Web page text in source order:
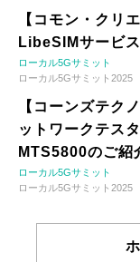
【コモン・クリ
LibeSIMサービ
ローカル5Gサミット
ローカル5Gサミット2025
【コーンズテ
ットワークテス
MTS5800のご紹
ローカル5Gサミット
ローカル5Gサミット2025